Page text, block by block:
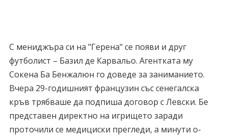
С мениджъра си на "Герена" се появи и друг
футболист – Базил де Карвальо. Агентката му
Сокена Ба Бенжалюн го доведе за заниманието.
Вчера 29-годишният французин със сенегалска
кръв трябваше да подпиша договор с Левски. Бе
представен директно на игрището заради
проточили се медициски прегледи, а минути о-